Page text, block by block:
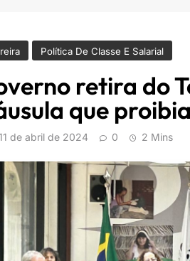
Política De Classe E Salarial
retira do
que
de abril de 2024 0 2 Mins